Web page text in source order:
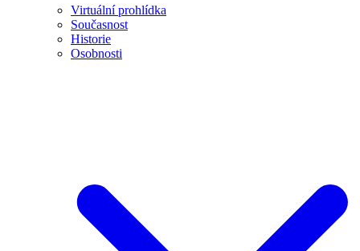
Virtuální prohlídka
Současnost
Historie
Osobnosti